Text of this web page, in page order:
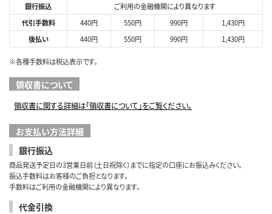
銀行振込
ご利用の金融機関により異なります
代引手数料
440円 550円 990円
1,430円
後払い
440円 550円 990円 1,430円
※各種手数料は税込表示です。
領収書について
領収書に関する詳細は「領収書について」をご覧ください。
お支払い方法詳細
銀行振込
商品発送予定日の3営業日前（土日祝除く）までに指定の口座にお振込みください。
振込手数料はお客様のご負担となります。
手数料はご利用の金融機関により異なります。
代金引換